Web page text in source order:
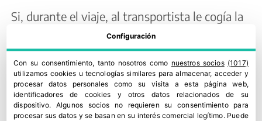
Si, durante el viaje, al transportista le cogía la
restricción a la circulación, debía parar y
mantener encendido el equipo de frío para
evitar una disminución de calidad e incluso la
pérdida de la mercancía transportada. “Esto
suponía un coste y encarecía el transporte”,
según Sierra.
Configuración
Con su consentimiento, tanto nosotros como nuestros socios (1017)
utilizamos cookies u tecnologías similares para almacenar, acceder y
procesar datos personales como su visita a esta página web,
identificadores de cookies y otros datos relacionados de su
dispositivo. Algunos socios no requieren su consentimiento para
procesar sus datos y se basan en su interés comercial legítimo. Puede